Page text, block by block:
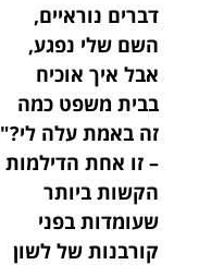
דברים נוראיים,
השם שלי נפגע,
אבל איך אוכיח
בבית משפט כמה
זה באמת עלה לי?"
– זו אחת הדילמות
הקשות ביותר
שעומדות בפני
קורבנות של לשון